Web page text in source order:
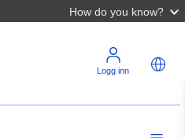
How do you know?
Logg inn